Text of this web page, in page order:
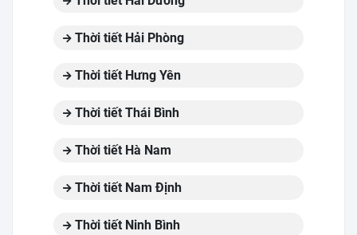
Thời tiết Hải Phòng
Thời tiết Hưng Yên
Thời tiết Thái Bình
Thời tiết Hà Nam
Thời tiết Nam Định
Thời tiết Ninh Bình